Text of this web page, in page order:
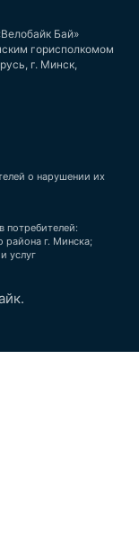
Бай»
горисполкомом
г. Минск,
о нарушении их
потребителей:
района г. Минска;
услуг